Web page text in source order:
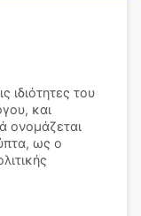
ιδιότητες του
και
ονομάζεται
ως ο